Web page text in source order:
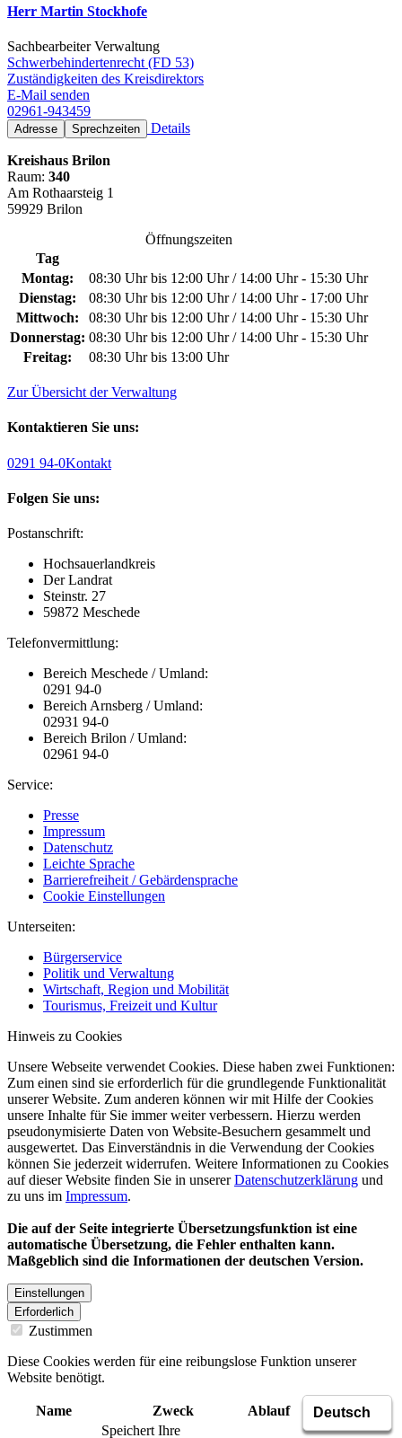
Herr Martin Stockhofe
Sachbearbeiter Verwaltung
Schwerbehindertenrecht (FD 53)
Zuständigkeiten des Kreisdirektors
E-Mail senden
02961-943459
Adresse Sprechzeiten Details
Kreishaus Brilon
Raum: 340
Am Rothaarsteig 1
59929 Brilon
Öffnungszeiten
Tag
Montag:
08:30 Uhr bis 12:00 Uhr / 14:00 Uhr - 15:30 Uhr
Dienstag:
08:30 Uhr bis 12:00 Uhr / 14:00 Uhr - 17:00 Uhr
Mittwoch:
08:30 Uhr bis 12:00 Uhr / 14:00 Uhr - 15:30 Uhr
Donnerstag: 08:30 Uhr bis 12:00 Uhr / 14:00 Uhr - 15:30 Uhr
Freitag:
08:30 Uhr bis 13:00 Uhr
Zur Übersicht der Verwaltung
Kontaktieren Sie uns:
0291 94-0Kontakt
Folgen Sie uns:
Postanschrift:
Hochsauerlandkreis
Der Landrat
Steinstr. 27
59872 Meschede
Telefonvermittlung:
Bereich Meschede / Umland:
0291 94-0
Bereich Arnsberg / Umland:
02931 94-0
Bereich Brilon / Umland:
02961 94-0
Service:
Presse
Impressum
Datenschutz
Leichte Sprache
Barrierefreiheit / Gebärdensprache
Cookie Einstellungen
Unterseiten:
Bürgerservice
Politik und Verwaltung
Wirtschaft, Region und Mobilität
Tourismus, Freizeit und Kultur
Hinweis zu Cookies
Unsere Webseite verwendet Cookies. Diese haben zwei Funktionen:
Zum einen sind sie erforderlich für die grundlegende Funktionalität
unserer Website. Zum anderen können wir mit Hilfe der Cookies
unsere Inhalte für Sie immer weiter verbessern. Hierzu werden
pseudonymisierte Daten von Website-Besuchern gesammelt und
ausgewertet. Das Einverständnis in die Verwendung der Cookies
können Sie jederzeit widerrufen. Weitere Informationen zu Cookies
auf dieser Website finden Sie in unsererDatenschutzerklärung und
zu uns im Impressum.
Die auf der Seite integrierte Übersetzungsfunktion ist eine
automatische Übersetzung, die Fehler enthalten kann.
Maßgeblich sind die Informationen der deutschen Version.
Einstellungen
Erforderlich
Zustimmen
Diese Cookies werden für eine reibungslose Funktion unserer
Website benötigt.
Name Zweck Ablauf Typ
Anbieter
Speichert Ihre